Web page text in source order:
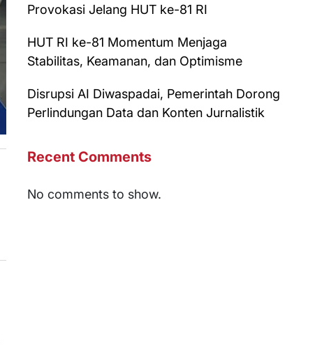
Provokasi Jelang HUT ke-81 RI
HUT RI ke-81 Momentum Menjaga
Stabilitas, Keamanan, dan Optimisme
Disrupsi AI Diwaspadai, Pemerintah Dorong
Perlindungan Data dan Konten Jurnalistik
Recent Comments
No comments to show.